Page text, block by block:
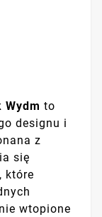
Wydm to
designu i
z
się
które
wtopione